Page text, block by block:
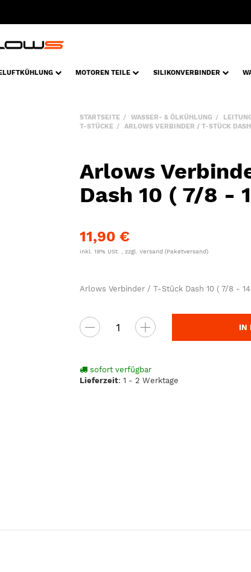
MOTOREN TEILE SILIKONVERBINDER
STARTSEITE WASSER- & ÖLKÜHLUNG
T-STÜCKE
ARLOWS VERBINDER / T-STÜCK
Arlows
Dash 10 ( 7/8 -
11,90 €
inkl. 19% USt. , zzgl.Versand(Paketversand)
Arlows Verbinder / T-Stück Dash 10 ( 7/8 -
IN
sofort verfügbar
Lieferzeit:1 - 2 Werktage